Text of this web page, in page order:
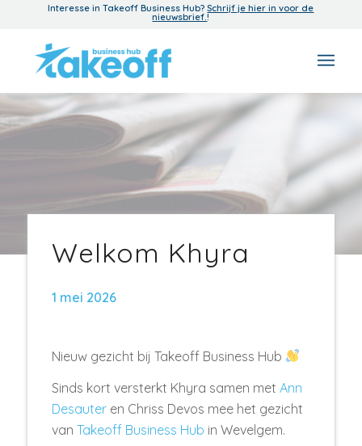
Interesse in Takeoff Business Hub?Schrijf je hier in voor de
nieuwsbrief.!
Welkom Khyra
1 mei 2026
Nieuw gezicht bij Takeoff Business Hub
Sinds kort versterkt Khyra samen met Ann
Desauteren Chriss Devos mee het gezicht
van Takeoff Business Hub in Wevelgem.